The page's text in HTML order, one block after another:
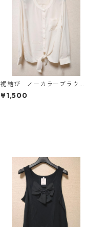
裾結び ノーカラーブラウ
ス ３Ｌ アイボリー KAE-
4813
¥1,500